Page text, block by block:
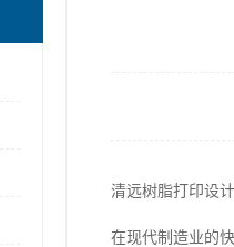
清远树脂打印设
在现代制造业的